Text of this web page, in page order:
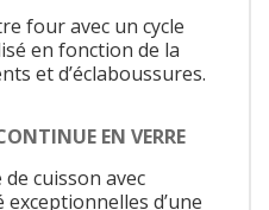
four avec un cycle
en fonction de la
et d’éclaboussures.
EN VERRE
cuisson avec
exceptionnelles d’une